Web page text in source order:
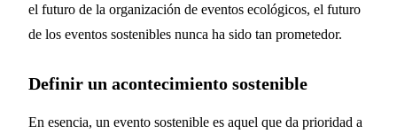
el futuro de la organización de eventos ecológicos, el futuro
de los eventos sostenibles nunca ha sido tan prometedor.
Definir un acontecimiento sostenible
En esencia, un evento sostenible es aquel que da prioridad a